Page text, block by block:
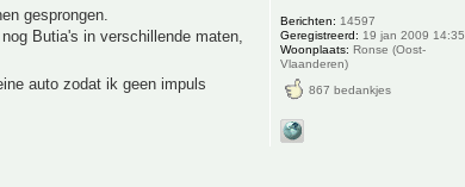
gesprongen.
Butia's in verschillende maten,
auto zodat ik geen impuls
Berichten: 14597
Geregistreerd: 19 jan 2009 14:35
Woonplaats: Ronse (Oost-
Vlaanderen)
867 bedankjes